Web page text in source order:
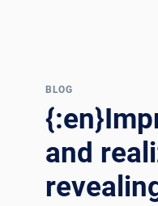
BLOG
and